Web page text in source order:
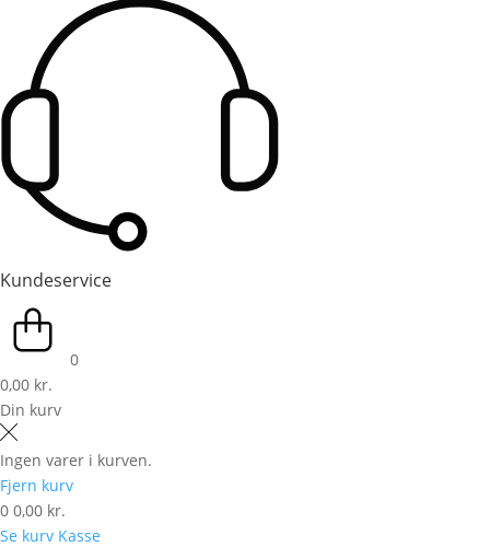
Kundeservice
0
0,00 kr.
Din kurv
Ingen varer i kurven.
Fjern kurv
0 0,00 kr.
Se kurv Kasse